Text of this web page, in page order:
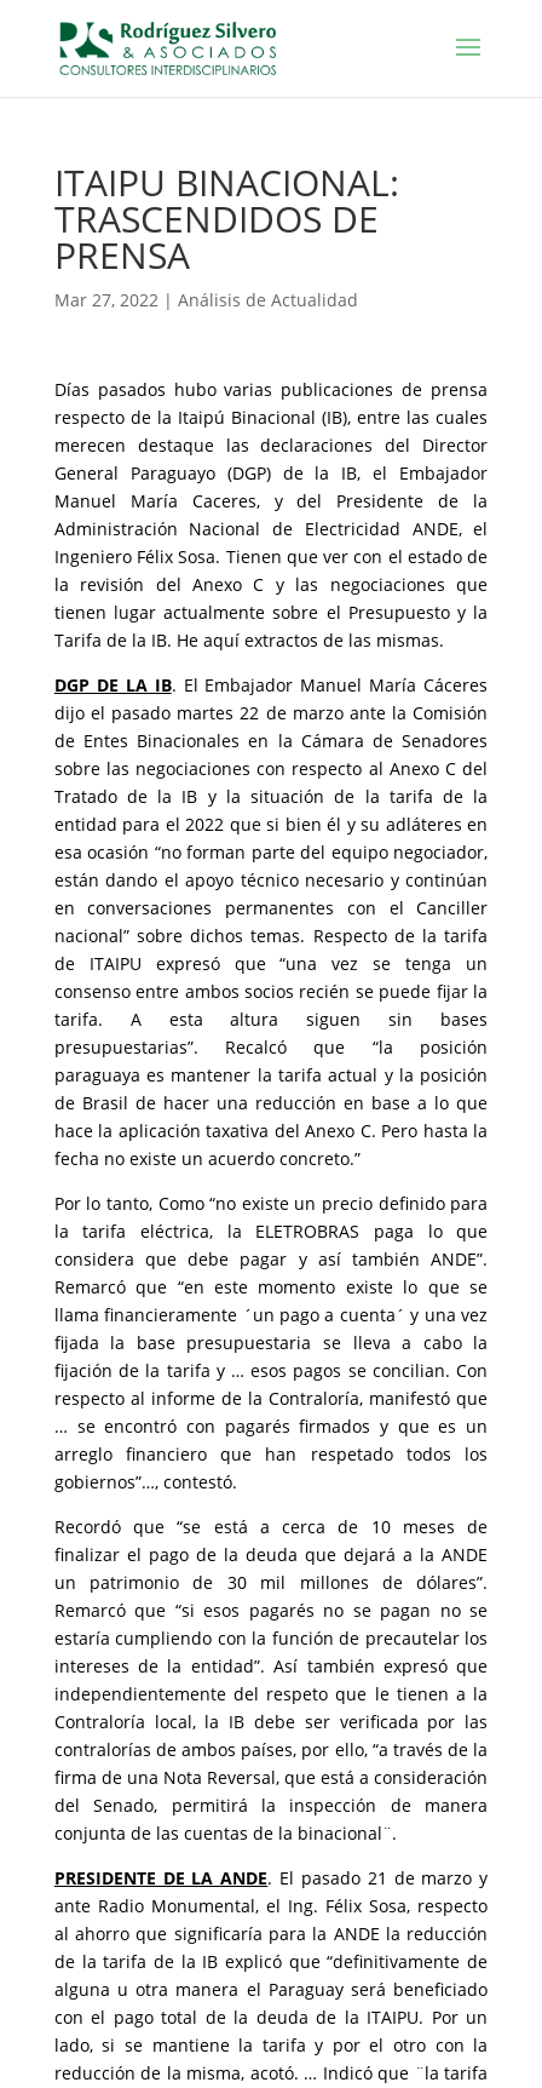
ITAIPU BINACIONAL:
TRASCENDIDOS DE
PRENSA
Mar 27, 2022| Análisis de Actualidad
Días pasados hubo varias publicaciones de prensa
respecto de la Itaipú Binacional (IB), entre las cuales
merecen destaque las declaraciones del Director
General Paraguayo (DGP) de la IB, el Embajador
Manuel María Caceres, y del Presidente de la
Administración Nacional de Electricidad ANDE, el
Ingeniero Félix Sosa. Tienen que ver con el estado de
la revisión del Anexo C y las negociaciones que
tienen lugar actualmente sobre el Presupuesto y la
Tarifa de la IB. He aquí extractos de las mismas.
DGP DE LA IB. El Embajador Manuel María Cáceres
dijo el pasado martes 22 de marzo ante la Comisión
de Entes Binacionales en la Cámara de Senadores
sobre las negociaciones con respecto al Anexo C del
Tratado de la IB y la situación de la tarifa de la
entidad para el 2022 que si bien él y su adláteres en
esa ocasión “no forman parte del equipo negociador,
están dando el apoyo técnico necesario y continúan
en conversaciones permanentes con el Canciller
nacional” sobre dichos temas. Respecto de la tarifa
de ITAIPU expresó que “una vez se tenga un
consenso entre ambos socios recién se puede fijar la
tarifa. A esta altura siguen sin bases
presupuestarias”. Recalcó que “la posición
paraguaya es mantener la tarifa actual y la posición
de Brasil de hacer una reducción en base a lo que
hace la aplicación taxativa del Anexo C. Pero hasta la
fecha no existe un acuerdo concreto.”
Por lo tanto, Como “no existe un precio definido para
la tarifa eléctrica, la ELETROBRAS paga lo que
considera que debe pagar y así también ANDE”.
Remarcó que “en este momento existe lo que se
llama financieramente ´un pago a cuenta´ y una vez
fijada la base presupuestaria se lleva a cabo la
fijación de la tarifa y … esos pagos se concilian. Con
respecto al informe de la Contraloría, manifestó que
… se encontró con pagarés firmados y que es un
arreglo financiero que han respetado todos los
gobiernos”…, contestó.
Recordó que “se está a cerca de 10 meses de
finalizar el pago de la deuda que dejará a la ANDE
un patrimonio de 30 mil millones de dólares”.
Remarcó que “si esos pagarés no se pagan no se
estaría cumpliendo con la función de precautelar los
intereses de la entidad”. Así también expresó que
independientemente del respeto que le tienen a la
Contraloría local, la IB debe ser verificada por las
contralorías de ambos países, por ello, “a través de la
firma de una Nota Reversal, que está a consideración
del Senado, permitirá la inspección de manera
conjunta de las cuentas de la binacional¨.
PRESIDENTE DE LA ANDE. El pasado 21 de marzo y
ante Radio Monumental, el Ing. Félix Sosa, respecto
al ahorro que significaría para la ANDE la reducción
de la tarifa de la IB explicó que “definitivamente de
alguna u otra manera el Paraguay será beneficiado
con el pago total de la deuda de la ITAIPU. Por un
lado, si se mantiene la tarifa y por el otro con la
reducción de la misma, acotó. … Indicó que ¨la tarifa